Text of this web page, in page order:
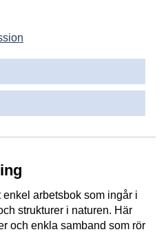
enkel arbetsbok som ingår i
strukturer i naturen. Här
och enkla samband som rör